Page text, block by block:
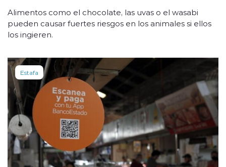
Alimentos como el chocolate, las uvas o el wasabi
pueden causar fuertes riesgos en los animales si ellos
los ingieren.
Estafa